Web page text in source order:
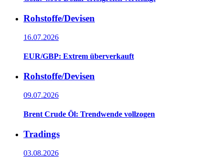
Rohstoffe/Devisen
16.07.2026
EUR/GBP: Extrem überverkauft
Rohstoffe/Devisen
09.07.2026
Brent Crude Öl: Trendwende vollzogen
Tradings
03.08.2026